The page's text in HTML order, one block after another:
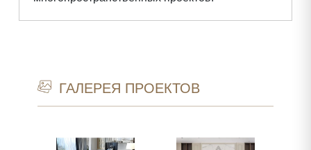
ГАЛЕРЕЯ ПРОЕКТОВ